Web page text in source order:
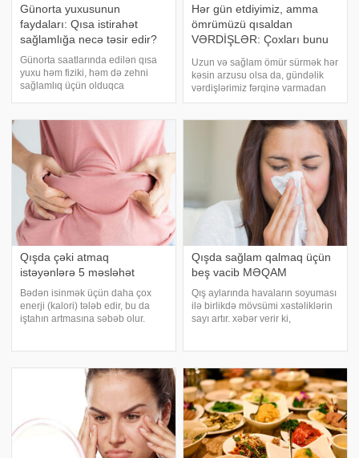
Günorta yuxusunun
faydaları: Qısa istirahət
sağlamlığa necə təsir edir?
Günorta saatlarında edilən qısa
yuxu həm fiziki, həm də zehni
sağlamlıq üçün olduqca
15-30 dəqiqəlik istirahət enerji
səviyyəsini artırmağa və diqqəti
toplamağ
Hər gün etdiyimiz, amma
ömrümüzü qısaldan
VƏRDİŞLƏR: Çoxları bunu
Uzun və sağlam ömür sürmək hər
kəsin arzusu olsa da, gündəlik
vərdişlərimiz fərqinə varmadan
bu yolda ciddi maneələr yaradır.
dəyişən həyat tərzi və oturaq
rutinlər erkən ölüm riskini artıran
Qışda çəki atmaq
istəyənlərə 5 məsləhət
Bədən isinmək üçün daha çox
enerji (kalori) tələb edir, bu da
iştahın artmasına səbəb olur.
bizi "duyğusal aclığa" və
Qışda sağlam qalmaq üçün
beş vacib MƏQAM
Qış aylarında havaların soyuması
ilə birlikdə mövsümi xəstəliklərin
sayı artır. xəbər verir ki,
minimuma endirmək mümkündür.
İlk növbəd